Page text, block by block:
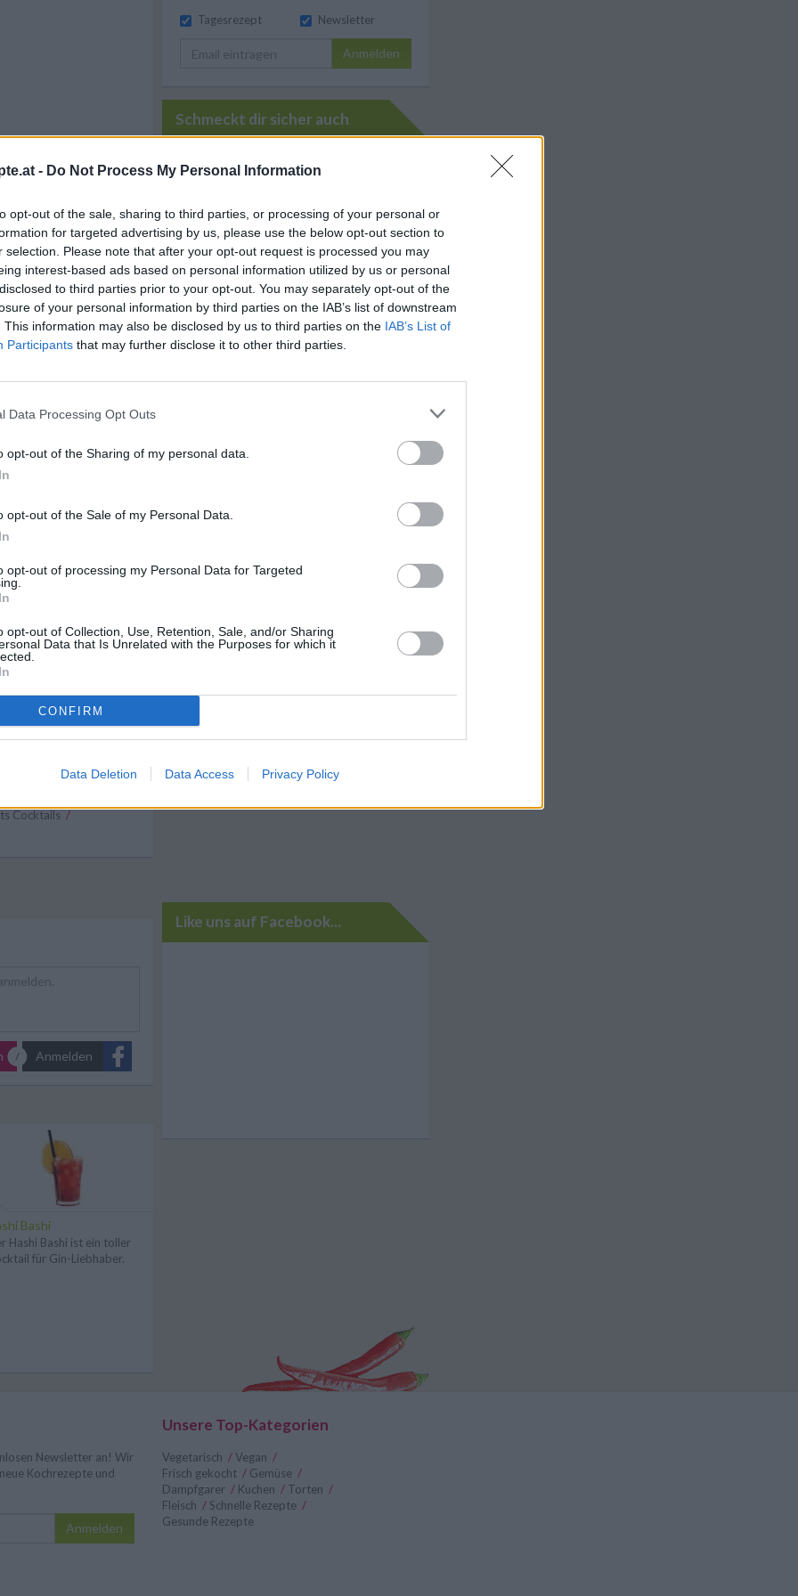
- Do Not Process My Personal Information
opt-out of the sale, sharing to third parties, or processing of your personal or
for targeted advertising by us, please use the below opt-out section to
selection. Please note that after your opt-out request is processed you may
interest-based ads based on personal information utilized by us or personal
to third parties prior to your opt-out. You may separately opt-out of the
of your personal information by third parties on the IAB’s list of downstream
This information may also be disclosed by us to third parties on the IAB’s List of
Participants that may further disclose it to other third parties.
Data Processing Opt Outs
opt-out of the Sharing of my personal data.
opt-out of the Sale of my Personal Data.
opt-out of processing my Personal Data for Targeted
opt-out of Collection, Use, Retention, Sale, and/or Sharing
Data that Is Unrelated with the Purposes for which it
CONFIRM
Data Deletion Data Access Privacy Policy
meine Einkaufsliste
des klassischen
Mischungsverhältnis
Der Geschmack ist
und Eiswürfeln in
schütteln.
Gimlet kann man
stecken
legen. Alternativen:
Mix-Getränke
/
Cocktails /
Anmelden
Bashi
Hashi Bashi ist ein toller
für Gin-Liebhaber.
Tagesrezept
Newsletter
Anmelden
Schmeckt dir sicher auch
Kiwi-Gurken-Bananen-
Erdbeer-Smoothie
Leicht
Glühmost
Anzeige
Like uns auf Facebook...
Newsletter an! Wir
Kochrezepte und
Anmelden
Unsere Top-Kategorien
Vegetarisch /Vegan /
Frisch gekocht / Gemüse /
Dampfgarer / Kuchen / Torten /
Fleisch / Schnelle Rezepte /
Gesunde Rezepte